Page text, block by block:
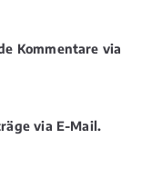
Kommentare via
via E-Mail.